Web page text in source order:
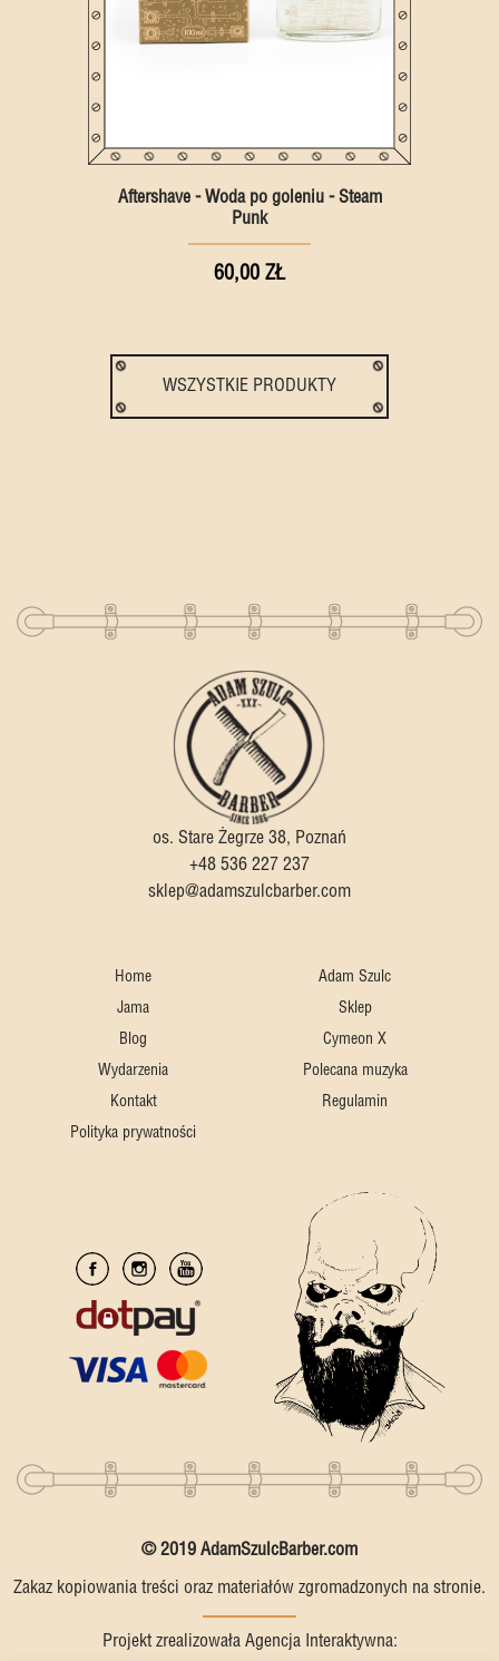
Aftershave - Woda po goleniu - Steam
Punk
60,00 ZŁ
WSZYSTKIE PRODUKTY
os. Stare Żegrze 38, Poznań
+48 536 227 237
sklep@adamszulcbarber.com
Home
Adam Szulc
Jama
Sklep
Blog
Cymeon X
Wydarzenia
Polecana muzyka
Kontakt
Regulamin
Polityka prywatności
© 2019 AdamSzulcBarber.com
Zakaz kopiowania treści oraz materiałów zgromadzonych na stronie.
Projekt zrealizowała Agencja Interaktywna: